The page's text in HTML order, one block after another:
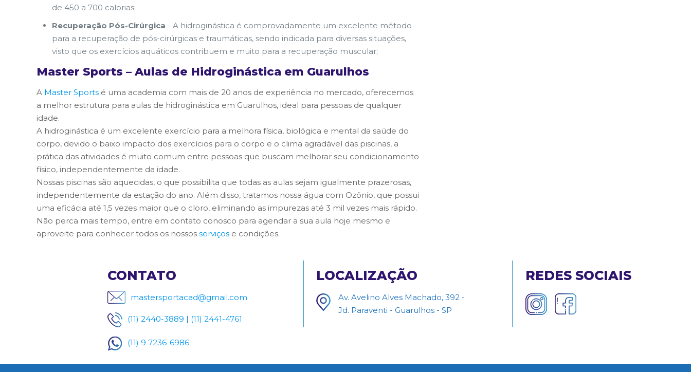
de 450 a 700 calorias;
Recuperação Pós-Cirúrgica - A hidroginástica é comprovadamente um excelente método
para a recuperação de pós-cirúrgicas e traumáticas, sendo indicada para diversas situações,
visto que os exercícios aquáticos contribuem e muito para a recuperação muscular;
Master Sports – Aulas de Hidroginástica em Guarulhos
A Master Sports é uma academia com mais de 20 anos de experiência no mercado, oferecemos
a melhor estrutura para aulas de hidroginástica em Guarulhos, ideal para pessoas de qualquer
idade.
A hidroginástica é um excelente exercício para a melhora física, biológica e mental da saúde do
corpo, devido o baixo impacto dos exercícios para o corpo e o clima agradável das piscinas, a
prática das atividades é muito comum entre pessoas que buscam melhorar seu condicionamento
físico, independentemente da idade.
Nossas piscinas são aquecidas, o que possibilita que todas as aulas sejam igualmente prazerosas,
independentemente da estação do ano. Além disso, tratamos nossa água com Ozônio, que possui
uma eficácia até 1,5 vezes maior que o cloro, eliminando as impurezas até 3 mil vezes mais rápido.
Não perca mais tempo, entre em contato conosco para agendar a sua aula hoje mesmo e
aproveite para conhecer todos os nossosserviços e condições.
CONTATO
mastersportacad@gmail.com
(11) 2440-3889 | (11) 2441-4761
(11) 9 7236-6986
LOCALIZAÇÃO
Av. Avelino Alves Machado, 392 -
Jd. Paraventi - Guarulhos - SP
REDES SOCIAIS